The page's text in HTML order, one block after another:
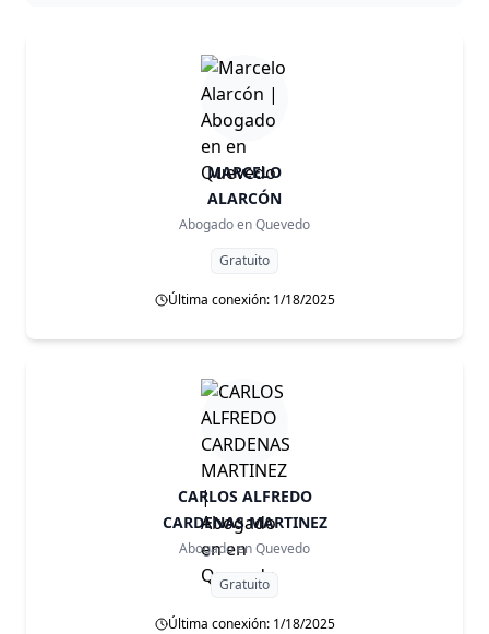
MARCELO
ALARCÓN
Abogado enQuevedo
Gratuito
Última conexión: 1/18/2025
CARLOS ALFREDO
CARDENAS MARTINEZ
Abogado enQuevedo
Gratuito
Última conexión: 1/18/2025